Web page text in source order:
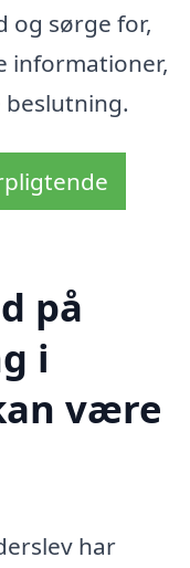
og sørge for,
informationer,
på
i
være
har